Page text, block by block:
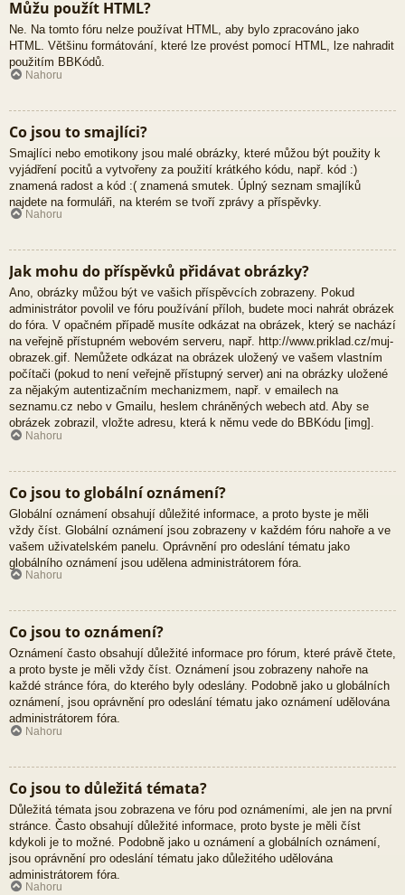
Můžu použít HTML?
Ne. Na tomto fóru nelze používat HTML, aby bylo zpracováno jako
HTML. Většinu formátování, které lze provést pomocí HTML, lze nahradit
použitím BBKódů.
Nahoru
Co jsou to smajlíci?
Smajlíci nebo emotikony jsou malé obrázky, které můžou být použity k
vyjádření pocitů a vytvořeny za použití krátkého kódu, např. kód :)
znamená radost a kód :( znamená smutek. Úplný seznam smajlíků
najdete na formuláři, na kterém se tvoří zprávy a příspěvky.
Nahoru
Jak mohu do příspěvků přidávat obrázky?
Ano, obrázky můžou být ve vašich příspěvcích zobrazeny. Pokud
administrátor povolil ve fóru používání příloh, budete moci nahrát obrázek
do fóra. V opačném případě musíte odkázat na obrázek, který se nachází
na veřejně přístupném webovém serveru, např. http://www.priklad.cz/muj-
obrazek.gif. Nemůžete odkázat na obrázek uložený ve vašem vlastním
počítači (pokud to není veřejně přístupný server) ani na obrázky uložené
za nějakým autentizačním mechanizmem, např. v emailech na
seznamu.cz nebo v Gmailu, heslem chráněných webech atd. Aby se
obrázek zobrazil, vložte adresu, která k němu vede do BBKódu [img].
Nahoru
Co jsou to globální oznámení?
Globální oznámení obsahují důležité informace, a proto byste je měli
vždy číst. Globální oznámení jsou zobrazeny v každém fóru nahoře a ve
vašem uživatelském panelu. Oprávnění pro odeslání tématu jako
globálního oznámení jsou udělena administrátorem fóra.
Nahoru
Co jsou to oznámení?
Oznámení často obsahují důležité informace pro fórum, které právě čtete,
a proto byste je měli vždy číst. Oznámení jsou zobrazeny nahoře na
každé stránce fóra, do kterého byly odeslány. Podobně jako u globálních
oznámení, jsou oprávnění pro odeslání tématu jako oznámení udělována
administrátorem fóra.
Nahoru
Co jsou to důležitá témata?
Důležitá témata jsou zobrazena ve fóru pod oznámeními, ale jen na první
stránce. Často obsahují důležité informace, proto byste je měli číst
kdykoli je to možné. Podobně jako u oznámení a globálních oznámení,
jsou oprávnění pro odeslání tématu jako důležitého udělována
administrátorem fóra.
Nahoru